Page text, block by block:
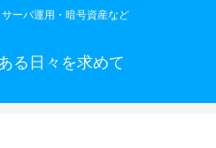
ーバ運用・暗号資産など
る日々を求めて